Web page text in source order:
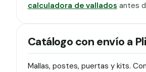
calculadora de vallados antes
Catálogo con envío a
Mallas, postes, puertas y kits.